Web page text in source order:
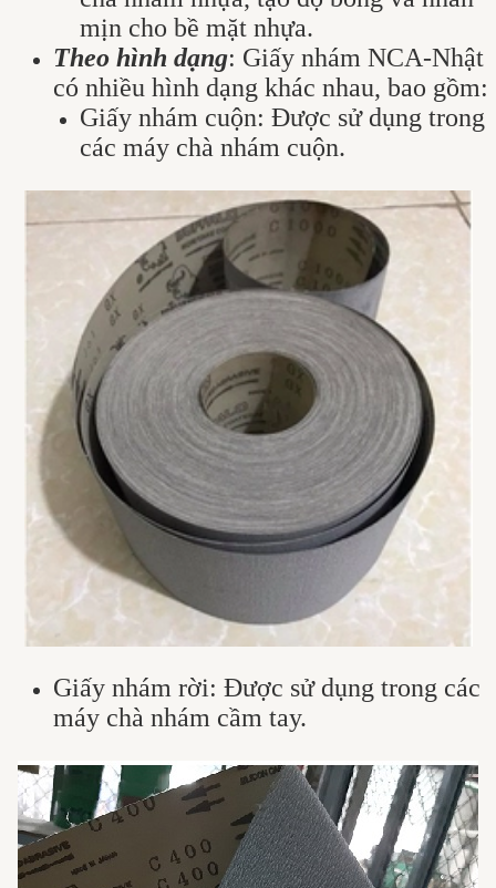
mịn cho bề mặt nhựa.
Theo hình dạng: Giấy nhám NCA-Nhật
có nhiều hình dạng khác nhau, bao gồm:
Giấy nhám cuộn: Được sử dụng trong
các máy chà nhám cuộn.
Giấy nhám rời: Được sử dụng trong các
máy chà nhám cầm tay.